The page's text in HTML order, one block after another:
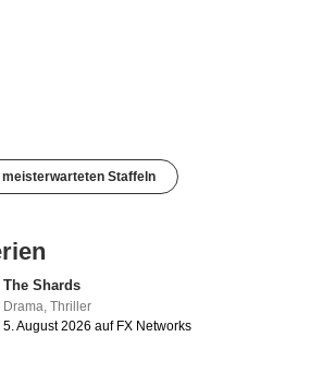
meisterwarteten Staffeln
The Shards
Drama,Thriller
5. August 2026 auf FX Networks